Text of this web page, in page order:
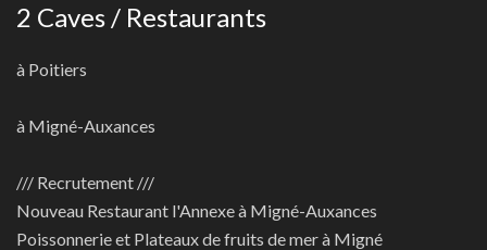
2 Caves / Restaurants
à Poitiers
à Migné-Auxances
/// Recrutement ///
Nouveau Restaurant l'Annexe à Migné-Auxances
Poissonnerie et Plateaux de fruits de mer à Migné